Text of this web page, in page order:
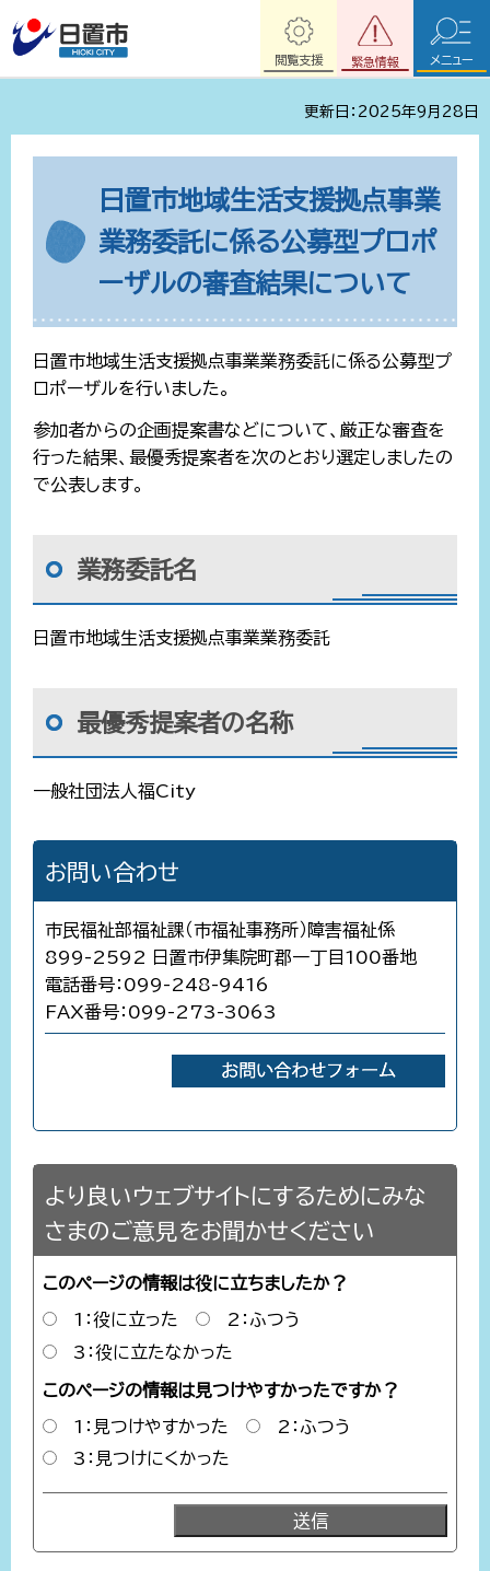
緊急情報
閲覧支援 メニュー
更新日：2025年9月28日
日置市地域生活支援拠点事業
業務委託に係る公募型プロポ
ーザルの審査結果について
日置市地域生活支援拠点事業業務委託に係る公募型プ
ロポーザルを行いました。
参加者からの企画提案書などについて、厳正な審査を
行った結果、最優秀提案者を次のとおり選定しましたの
で公表します。
業務委託名
日置市地域生活支援拠点事業業務委託
最優秀提案者の名称
一般社団法人福City
お問い合わせ
市民福祉部福祉課（市福祉事務所）障害福祉係
899-2592 日置市伊集院町郡一丁目100番地
電話番号：099-248-9416
FAX番号：099-273-3063
より良いウェブサイトにするためにみな
さまのご意見をお聞かせください
このページの情報は役に立ちましたか？
1：役に立った
2：ふつう
3：役に立たなかった
このページの情報は見つけやすかったですか？
1：見つけやすかった
2：ふつう
3：見つけにくかった